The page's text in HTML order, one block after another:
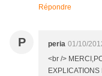
Répondre
P peria 01/10/
<br />